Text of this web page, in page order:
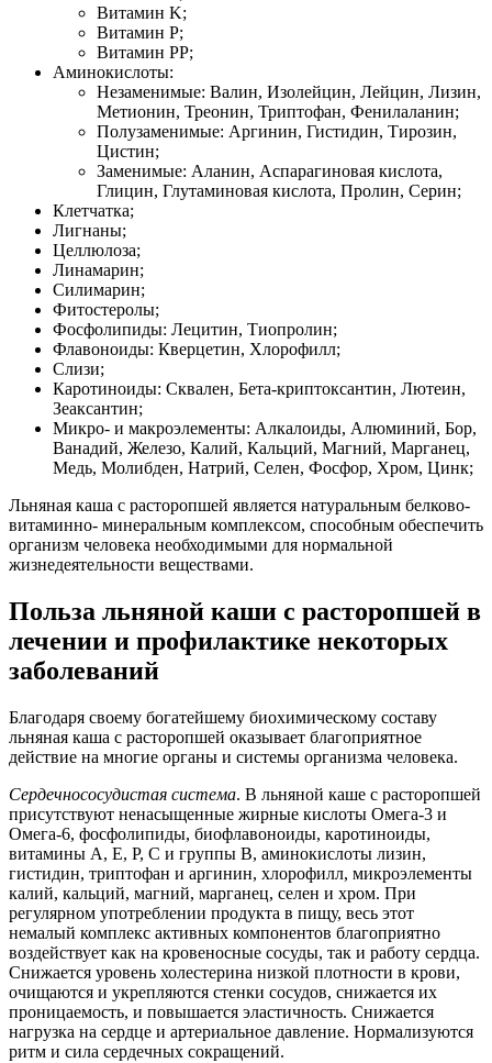
Витамин K;
Витамин P;
Витамин PP;
Аминокислоты:
Незаменимые: Валин, Изолейцин, Лейцин, Лизин,
Метионин, Треонин, Триптофан, Фенилаланин;
Полузаменимые: Аргинин, Гистидин, Тирозин,
Цистин;
Заменимые: Аланин, Аспарагиновая кислота,
Глицин, Глутаминовая кислота, Пролин, Серин;
Клетчатка;
Лигнаны;
Целлюлоза;
Линамарин;
Силимарин;
Фитостеролы;
Фосфолипиды: Лецитин, Тиопролин;
Флавоноиды: Кверцетин, Хлорофилл;
Слизи;
Каротиноиды: Сквален, Бета-криптоксантин, Лютеин,
Зеаксантин;
Микро- и макроэлементы: Алкалоиды, Алюминий, Бор,
Ванадий, Железо, Калий, Кальций, Магний, Марганец,
Медь, Молибден, Натрий, Селен, Фосфор, Хром, Цинк;
Льняная каша с расторопшей является натуральным белково-
витаминно- минеральным комплексом, способным обеспечить
организм человека необходимыми для нормальной
жизнедеятельности веществами.
Польза льняной каши с расторопшей в
лечении и профилактике некоторых
заболеваний
Благодаря своему богатейшему биохимическому составу
льняная каша с расторопшей оказывает благоприятное
действие на многие органы и системы организма человека.
Сердечнососудистая система. В льняной каше с расторопшей
присутствуют ненасыщенные жирные кислоты Омега-3 и
Омега-6, фосфолипиды, биофлавоноиды, каротиноиды,
витамины А, Е, Р, С и группы В, аминокислоты лизин,
гистидин, триптофан и аргинин, хлорофилл, микроэлементы
калий, кальций, магний, марганец, селен и хром. При
регулярном употреблении продукта в пищу, весь этот
немалый комплекс активных компонентов благоприятно
воздействует как на кровеносные сосуды, так и работу сердца.
Снижается уровень холестерина низкой плотности в крови,
очищаются и укрепляются стенки сосудов, снижается их
проницаемость, и повышается эластичность. Снижается
нагрузка на сердце и артериальное давление. Нормализуются
ритм и сила сердечных сокращений.